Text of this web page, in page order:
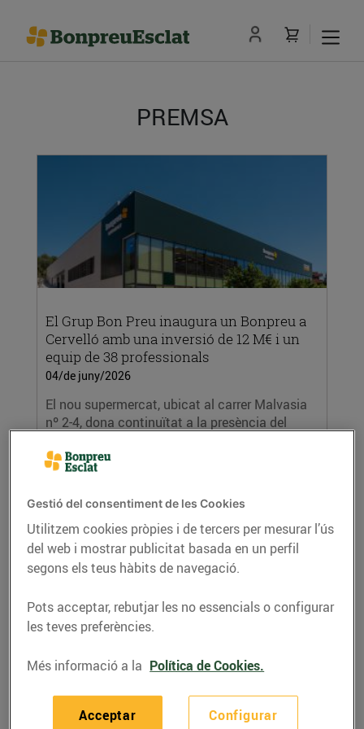
PREMSA
El Grup Bon Preu inaugura un Bonpreu a
Cervelló amb una inversió de 12 M€ i un
equip de 38 professionals
04/de juny/2026
El nou supermercat, ubicat al carrer Malvasia
nº 2-4, dona continuïtat a la presència del
LLEGIR MÉS
Èxit de la II Arrossada Solidària del Grup
Bon Preu, amb 1.000 participants i més de
16.400€ recaptats per finançar beques
menjador d’escoles catalanes
Gestió del consentiment de les Cookies
Utilitzem cookies pròpies i de tercers per mesurar l’ús
del web i mostrar publicitat basada en un perfil
segons els teus hàbits de navegació.
Pots acceptar, rebutjar les no essencials o configurar
les teves preferències.
Més informació a la Política de Cookies.
Configurar
Acceptar